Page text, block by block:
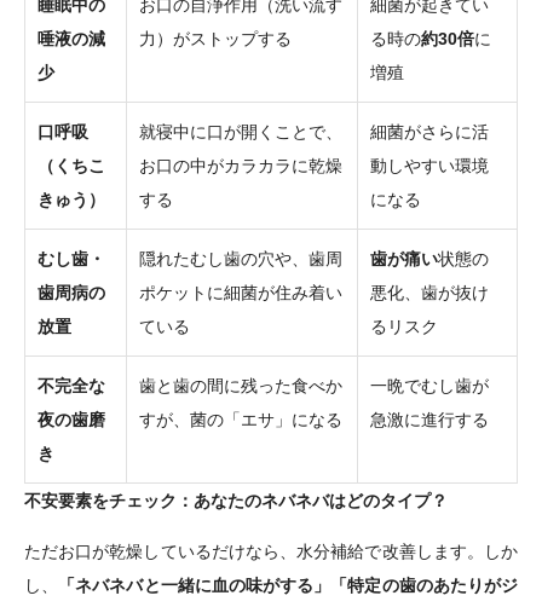
睡眠中の
唾液の減
少
お口の自浄作用（洗い流す
力）がストップする
細菌が起きてい
る時の約30倍に
増殖
口呼吸
（くちこ
きゅう）
就寝中に口が開くことで、
お口の中がカラカラに乾燥
する
細菌がさらに活
動しやすい環境
になる
むし歯・
歯周病の
放置
隠れたむし歯の穴や、歯周
ポケットに細菌が住み着い
ている
歯が痛い状態の
悪化、歯が抜け
るリスク
不完全な
夜の歯磨
き
歯と歯の間に残った食べか
すが、菌の「エサ」になる
一晩でむし歯が
急激に進行する
不安要素をチェック：あなたのネバネバはどのタイプ？
ただお口が乾燥しているだけなら、水分補給で改善します。しか
し、
「ネバネバと一緒に血の味がする」「特定の歯のあたりがジ